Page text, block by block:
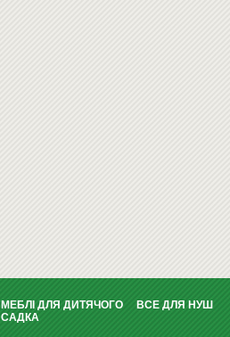
МЕБЛІ ДЛЯ ДИТЯЧОГО
САДКА
ВСЕ ДЛЯ НУШ